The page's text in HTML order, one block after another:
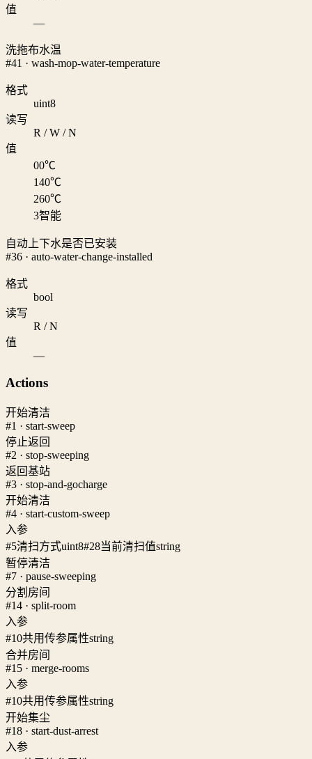
值
—
洗拖布水温
#41 · wash-mop-water-temperature
格式
uint8
读写
R / W / N
值
00℃
140℃
260℃
3智能
自动上下水是否已安装
#36 · auto-water-change-installed
格式
bool
读写
R / N
值
—
Actions
开始清洁
#1 · start-sweep
停止返回
#2 · stop-sweeping
返回基站
#3 · stop-and-gocharge
开始清洁
#4 · start-custom-sweep
入参
#5清扫方式uint8#28当前清扫值string
暂停清洁
#7 · pause-sweeping
分割房间
#14 · split-room
入参
#10共用传参属性string
合并房间
#15 · merge-rooms
入参
#10共用传参属性string
开始集尘
#18 · start-dust-arrest
入参